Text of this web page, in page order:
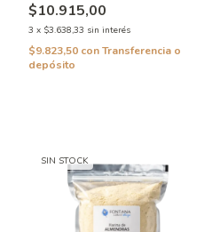
$10.915,00
3 x $3.638,33 sin interés
$9.823,50 conTransferencia o
depósito
SIN STOCK